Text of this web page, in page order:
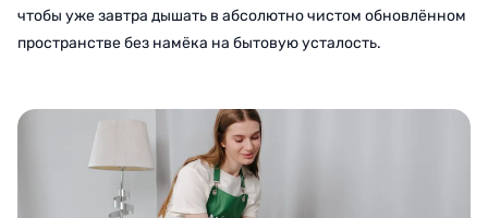
чтобы уже завтра дышать в абсолютно чистом обновлённом
пространстве без намёка на бытовую усталость.